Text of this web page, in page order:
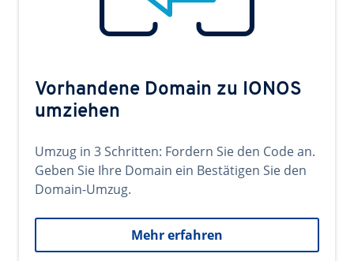
Vorhandene Domain zu IONOS
umziehen
Umzug in 3 Schritten: Fordern Sie den Code an.
Geben Sie Ihre Domain ein Bestätigen Sie den
Domain-Umzug.
Mehr erfahren